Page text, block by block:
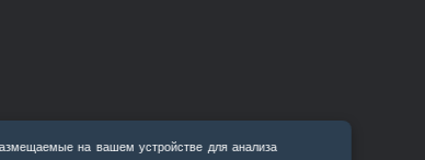
на вашем устройстве для анализа